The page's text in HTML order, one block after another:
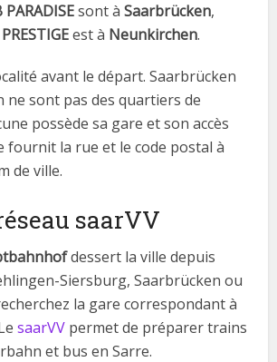
PARADISEsont à Saarbrücken,
est à Neunkirchen.
avant le départ. Saarbrücken
ne sont pas des quartiers de
possède sa gare et son accès
fournit la rue et le code postal à
de ville.
saarVV
dessert la ville depuis
Siersburg, Saarbrücken ou
la gare correspondant à
saarVV permet de préparer trains
et bus en Sarre.